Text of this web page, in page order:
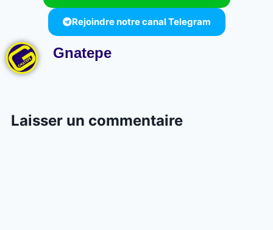
Rejoindre notre canal Telegram
Gnatepe
Laisser un commentaire